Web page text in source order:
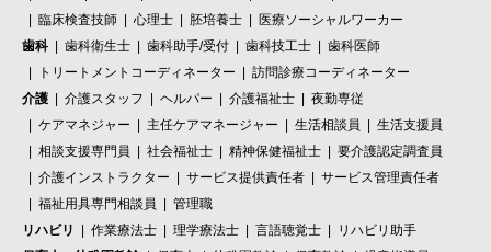
臨床検査技師
心理士 胚培養士
医療ソーシャルワーカー
歯科
歯科衛生士 歯科助手/受付 歯科技工士
歯科医師
トリートメントコーディネーター
訪問診療コーディネーター
介護
介護スタッフ ヘルパー 介護福祉士
夜勤専従
ケアマネジャー
主任ケアマネージャー 生活相談員
生活支援員
相談支援専門員
社会福祉士 精神保健福祉士
要介護認定調査員
介護インストラクター
サービス提供責任者
サービス管理責任者
福祉用具専門相談員
管理職
リハビリ
作業療法士 理学療法士 言語聴覚士
リハビリ助手